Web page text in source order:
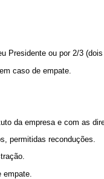
Presidente ou por 2/3
caso de empate.
da empresa e com as
permitidas reconduções.